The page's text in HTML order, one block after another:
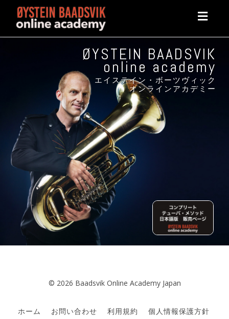
ØYSTEIN BAADSVIK
online academy
エイステイン・ボーツヴィック
オンラインアカデミー
© 2026 Baadsvik Online Academy Japan
ホーム お問い合わせ 利用規約 個人情報保護方針